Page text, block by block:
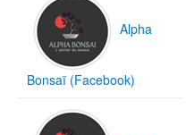
Alpha
Bonsaï (Facebook)